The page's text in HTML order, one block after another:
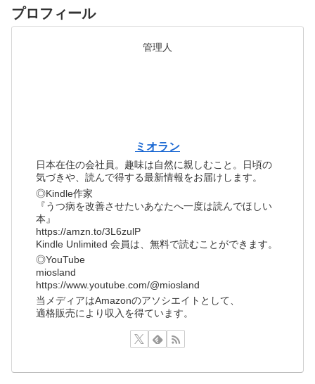
プロフィール
管理人
ミオラン
日本在住の会社員。趣味は自然に親しむこと。日頃の
気づきや、読んで得する最新情報をお届けします。
◎Kindle作家
『うつ病を改善させたいあなたへ一度は読んでほしい
本』
https://amzn.to/3L6zulP
Kindle Unlimited 会員は、無料で読むことができます。
◎YouTube
miosland
https://www.youtube.com/@miosland
当メディアはAmazonのアソシエイトとして、
適格販売により収入を得ています。